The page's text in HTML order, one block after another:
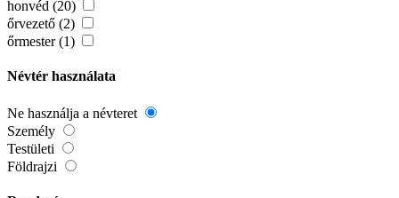
honvéd (20)
őrvezető (2)
őrmester (1)
Névtér használata
Ne használja a névteret
Személy
Testületi
Földrajzi